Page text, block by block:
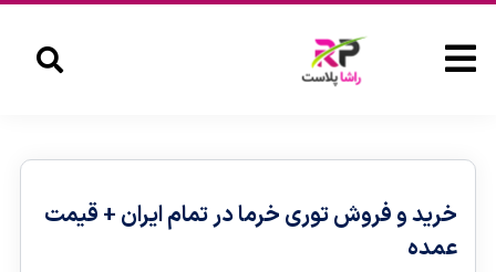
خرید و فروش توری خرما در تمام ایران + قیمت
عمده